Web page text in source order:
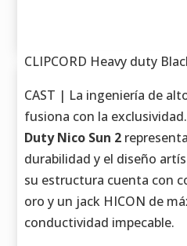
CLIPCORD Heavy duty
CAST | La ingeniería de
fusiona con la
Duty Nico Sun 2
durabilidad y el diseño
su estructura cuenta con
oro y un jack HICON de
conductividad impecable.